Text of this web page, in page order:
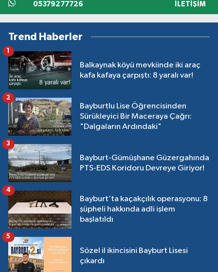
05379277726 İLETIŞIM
Trend Haberler
Balkaynak köyü mevkiinde iki araç
kafa kafaya çarpıştı: 8 yaralı var!
1
Bayburtlu Lise Öğrencisinden
Sürükleyici Bir Maceraya Çağrı:
"Dalgaların Ardındaki"
2
Bayburt-Gümüşhane Güzergahında
PTS-EDS Koridoru Devreye Giriyor!
3
Bayburt’ta kaçakçılık operasyonu: 8
şüpheli hakkında adli işlem
başlatıldı
4
Sözel il ikincisini Bayburt Lisesi
çıkardı
5